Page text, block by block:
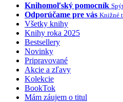
Knihomoľský pomocník
Odporúčame pre vás Knižné
Všetky knihy
Knihy roka 2025
Bestsellery
Novinky
Pripravované
Akcie a zľavy
Kolekcie
BookTok
Mám záujem o titul